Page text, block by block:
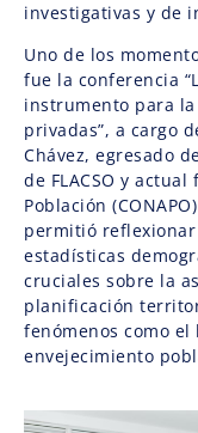
investigativas y de
Uno de los
fue la conferencia
instrumento para
privadas”, a cargo
Chávez, egresado
de FLACSO y
Población
permitió
estadísticas
cruciales sobre la
planificación
fenómenos como
envejecimiento